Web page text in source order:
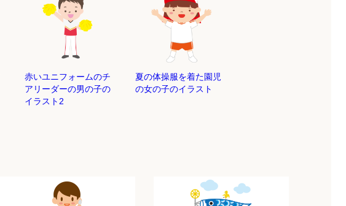
赤いユニフォームのチ
アリーダーの男の子の
イラスト2
夏の体操服を着た園児
の女の子のイラスト